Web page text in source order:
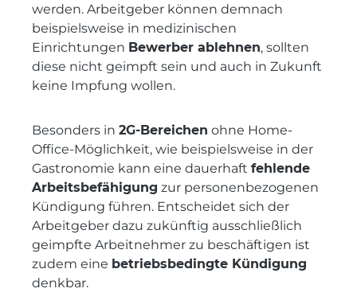
werden. Arbeitgeber können demnach
beispielsweise in medizinischen
Einrichtungen Bewerber ablehnen, sollten
diese nicht geimpft sein und auch in Zukunft
keine Impfung wollen.
Besonders in 2G-Bereichen ohne Home-
Office-Möglichkeit, wie beispielsweise in der
Gastronomie kann eine dauerhaft fehlende
Arbeitsbefähigung zur personenbezogenen
Kündigung führen. Entscheidet sich der
Arbeitgeber dazu zukünftig ausschließlich
geimpfte Arbeitnehmer zu beschäftigen ist
zudem eine betriebsbedingte Kündigung
denkbar.